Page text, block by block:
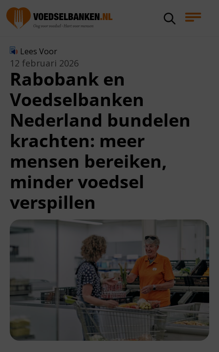
Lees Voor
12 februari 2026
Rabobank en
Voedselbanken
Nederland bundelen
krachten: meer
mensen bereiken,
minder voedsel
verspillen